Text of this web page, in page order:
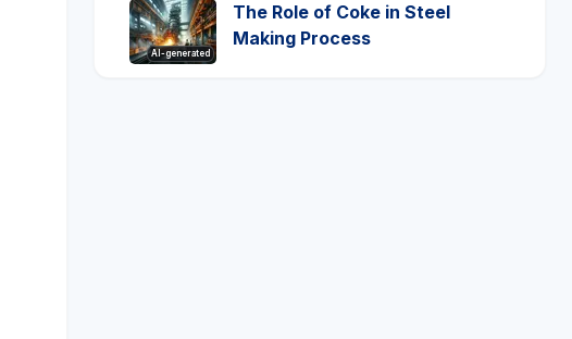
AI-generated
The Role of Coke in Steel
Making Process